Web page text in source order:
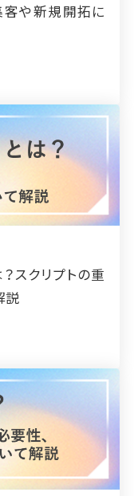
客や新規開拓に
スクリプトの重
説